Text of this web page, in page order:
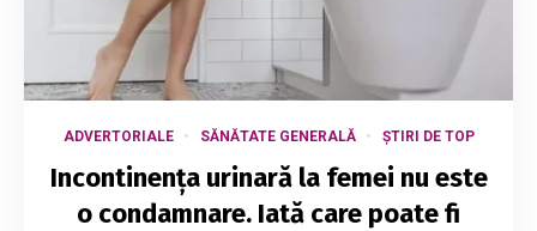
ADVERTORIALE SĂNĂTATE GENERALĂ ȘTIRI DE TOP
Incontinența urinară la femei nu este
o condamnare. Iată care poate fi